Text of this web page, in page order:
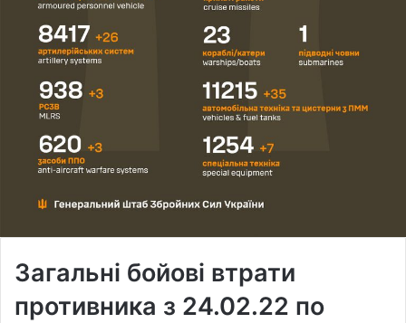
Загальні бойові втрати
противника з 24.02.22 по